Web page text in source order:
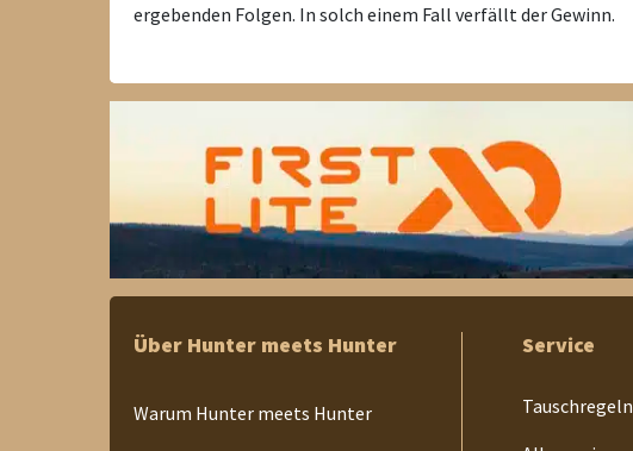
ergebenden Folgen. In solch einem Fall verfällt der Gewinn.
Über Hunter meets Hunter
Warum Hunter meets Hunter
Service
Tauschregeln